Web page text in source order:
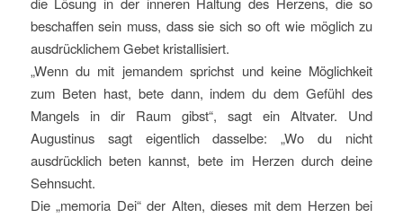
beschaffen sein muss, dass sie sich so oft wie möglich zu
ausdrücklichem Gebet kristallisiert.
„Wenn du mit jemandem sprichst und keine Möglichkeit
zum Beten hast, bete dann, indem du dem Gefühl des
Mangels in dir Raum gibst“, sagt ein Altvater. Und
Augustinus sagt eigentlich dasselbe: „Wo du nicht
ausdrücklich beten kannst, bete im Herzen durch deine
Sehnsucht.
Die „memoria Dei“ der Alten, dieses mit dem Herzen bei